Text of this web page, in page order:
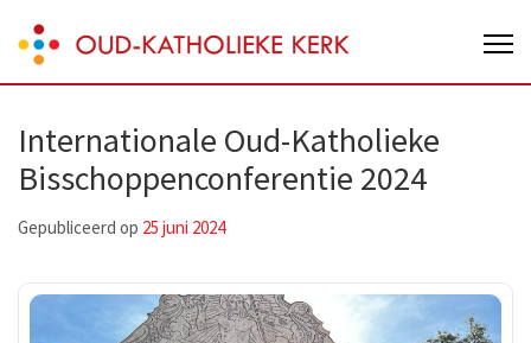
to
content
Enter)
Oud-Katholieke Kerk van Nederland
Internationale Oud-Katholieke
Bisschoppenconferentie 2024
Gepubliceerd op 25 juni 2024